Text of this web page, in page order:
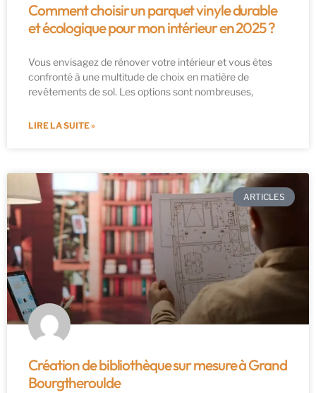
Comment choisir un parquet vinyle durable
et écologique pour mon intérieur en 2025 ?
Vous envisagez de rénover votre intérieur et vous êtes
confronté à une multitude de choix en matière de
revêtements de sol. Les options sont nombreuses,
LIRE LA SUITE »
ARTICLES
Création de bibliothèque sur mesure à Grand
Bourgtheroulde